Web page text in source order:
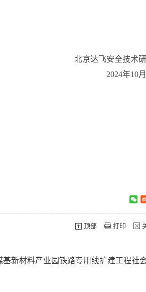
北京达飞安全技术研
2024年10月
顶部 打印
新材料产业园铁路专用线扩建工程社